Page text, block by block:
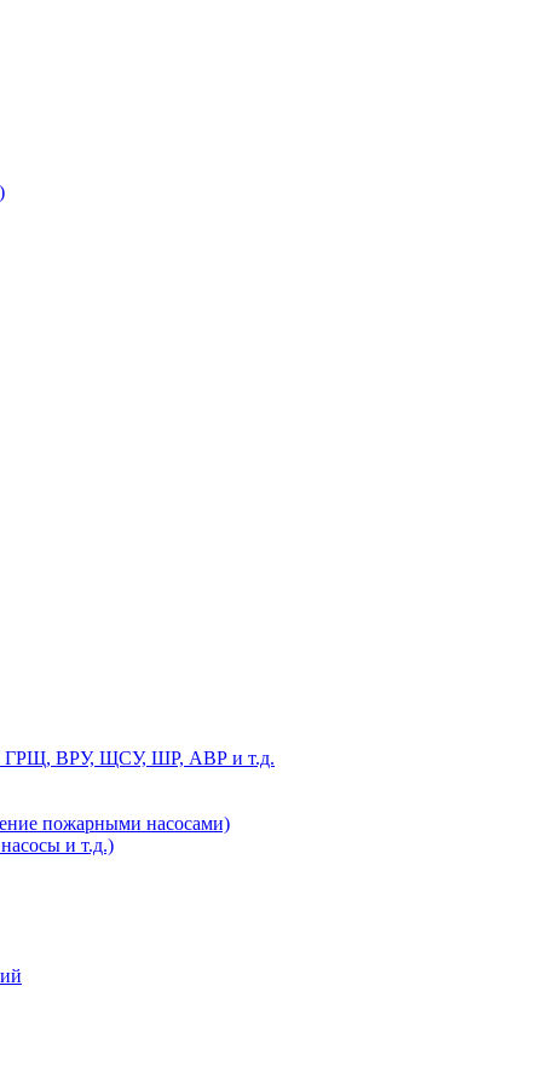
ГРЩ, ВРУ, ЩСУ, ШР, АВР и т.д.
пожарными насосами)
и т.д.)